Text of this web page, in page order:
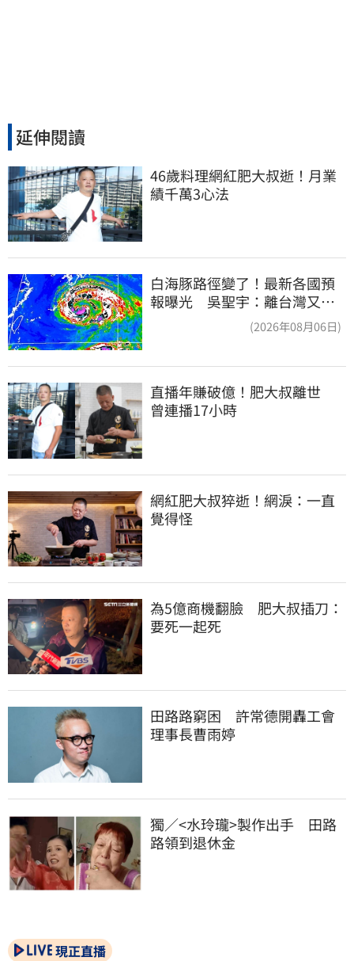
延伸閱讀
46歲料理網紅肥大叔逝！月業
績千萬3心法
白海豚路徑變了！最新各國預
報曝光 吳聖宇：離台灣又更
(2026年08月06日)
直播年賺破億！肥大叔離世
曾連播17小時
網紅肥大叔猝逝！網淚：一直
覺得怪
為5億商機翻臉　肥大叔插刀：
要死一起死
田路路窮困　許常德開轟工會
理事長曹雨婷
獨／<水玲瓏>製作出手　田路
路領到退休金
現正直播